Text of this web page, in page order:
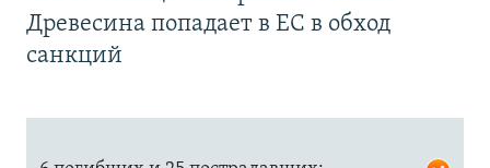
Древесина попадает в ЕС в обход
санкций